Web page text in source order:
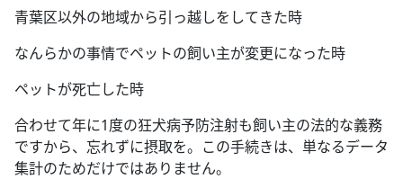
青葉区以外の地域から引っ越しをしてきた時
なんらかの事情でペットの飼い主が変更になった時
ペットが死亡した時
合わせて年に1度の狂犬病予防注射も飼い主の法的な義務
ですから、忘れずに摂取を。この手続きは、単なるデータ
集計のためだけではありません。